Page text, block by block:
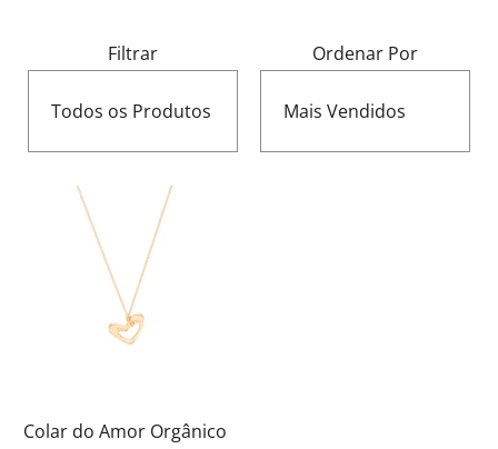
Filtrar
Todos os Produtos
Ordenar Por
Mais Vendidos
Colar do Amor Orgânico